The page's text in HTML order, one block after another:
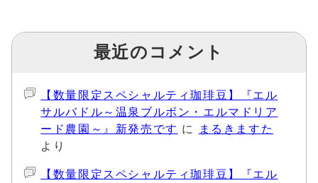
最近のコメント
【数量限定スペシャルティ珈琲豆】『エル
サルバドル～温泉ブルボン・エルマドリア
ード農園～』新発売です に
まるきますた
より
【数量限定スペシャルティ珈琲豆】『エル